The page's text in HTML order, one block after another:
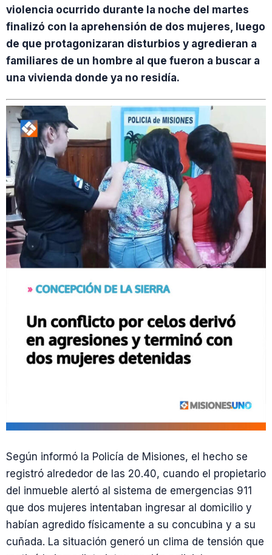
violencia ocurrido durante la noche del martes
finalizó con la aprehensión de dos mujeres, luego
de que protagonizaran disturbios y agredieran a
familiares de un hombre al que fueron a buscar a
una vivienda donde ya no residía.
Según informó la Policía de Misiones, el hecho se
registró alrededor de las 20.40, cuando el propietario
del inmueble alertó al sistema de emergencias 911
que dos mujeres intentaban ingresar al domicilio y
habían agredido físicamente a su concubina y a su
cuñada. La situación generó un clima de tensión que